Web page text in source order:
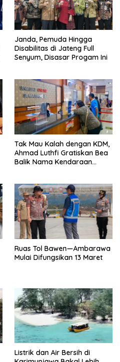
Janda, Pemuda Hingga
Disabilitas di Jateng Full
Senyum, Disasar Progam Ini
Tak Mau Kalah dengan KDM,
Ahmad Luthfi Gratiskan Bea
Balik Nama Kendaraan
Ruas Tol Bawen—Ambarawa
Mulai Difungsikan 13 Maret
Listrik dan Air Bersih di